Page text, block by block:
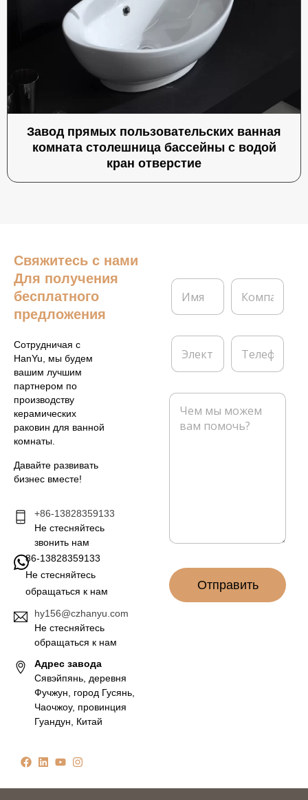
Завод прямых пользовательских ванная
комната столешница бассейны с водой
кран отверстие
Свяжитесь с нами
Для получения
бесплатного
предложения
Сотрудничая с
HanYu, мы будем
вашим лучшим
партнером по
производству
керамических
раковин для ванной
комнаты.
Давайте развивать
бизнес вместе!
+86-13828359133
Не стесняйтесь
звонить нам
86-13828359133
Не стесняйтесь
обращаться к нам
hy156@czhanyu.com
Не стесняйтесь
обращаться к нам
Адрес завода
Сявэйпянь, деревня
Фучжун, город Гусянь,
Чаочжоу, провинция
Гуандун, Китай
И
я
К
м
а
я
Э
е
т
а
Т
л
ф
о
н
С
Отправить